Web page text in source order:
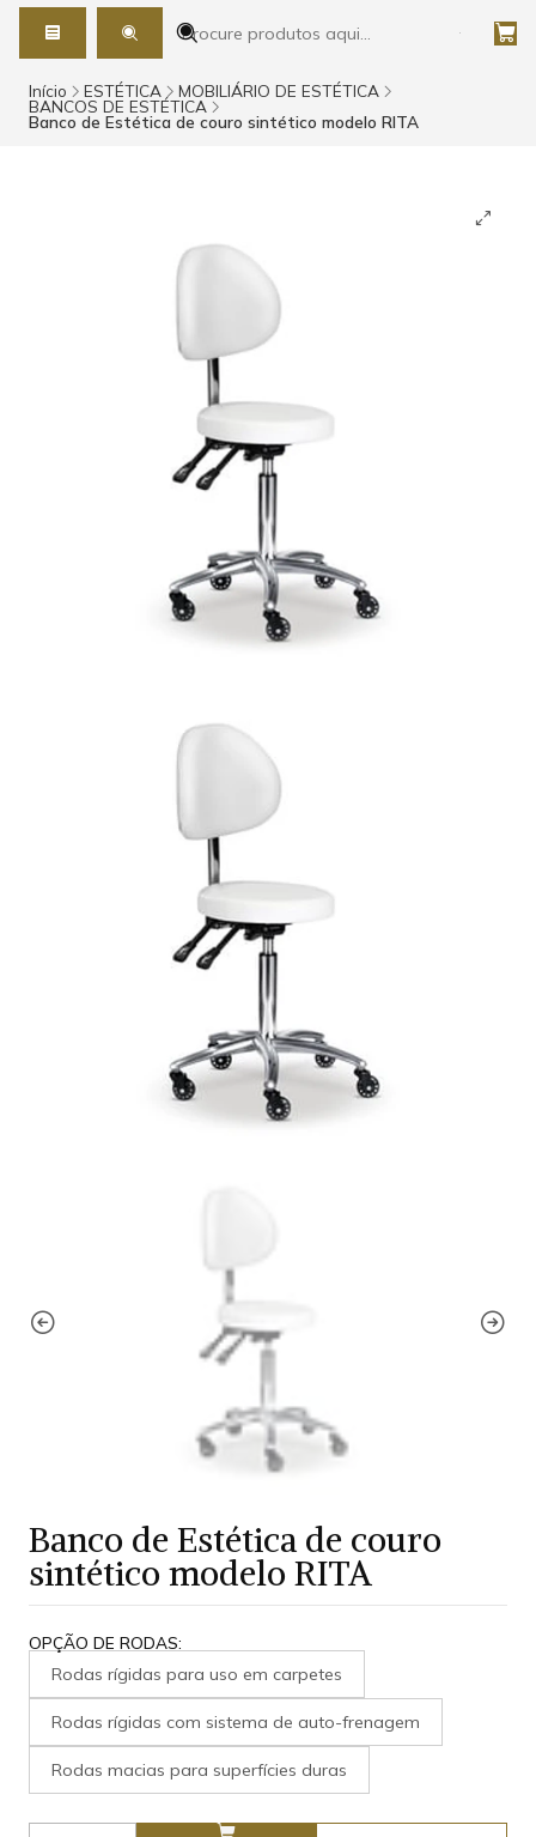
Início ESTÉTICA MOBILIÁRIO DE ESTÉTICA
BANCOS DE ESTÉTICA
Banco de Estética de couro sintético modelo RITA
Banco de Estética de couro
sintético modelo RITA
OPÇÃO DE RODAS:
Rodas rígidas para uso em carpetes
Rodas rígidas com sistema de auto-frenagem
Rodas macias para superfícies duras